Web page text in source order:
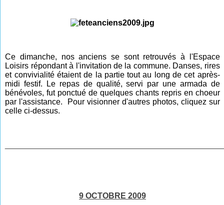
Ce dimanche, nos anciens se sont retrouvés à l'Espace
Loisirs répondant à l'invitation de la commune. Danses, rires
et convivialité étaient de la partie tout au long de cet après-
midi festif. Le repas de qualité, servi par une armada de
bénévoles, fut ponctué de quelques chants repris en choeur
par l'assistance.
Pour visionner d'autres photos, cliquez sur
celle ci-dessus.
9 OCTOBRE 2009